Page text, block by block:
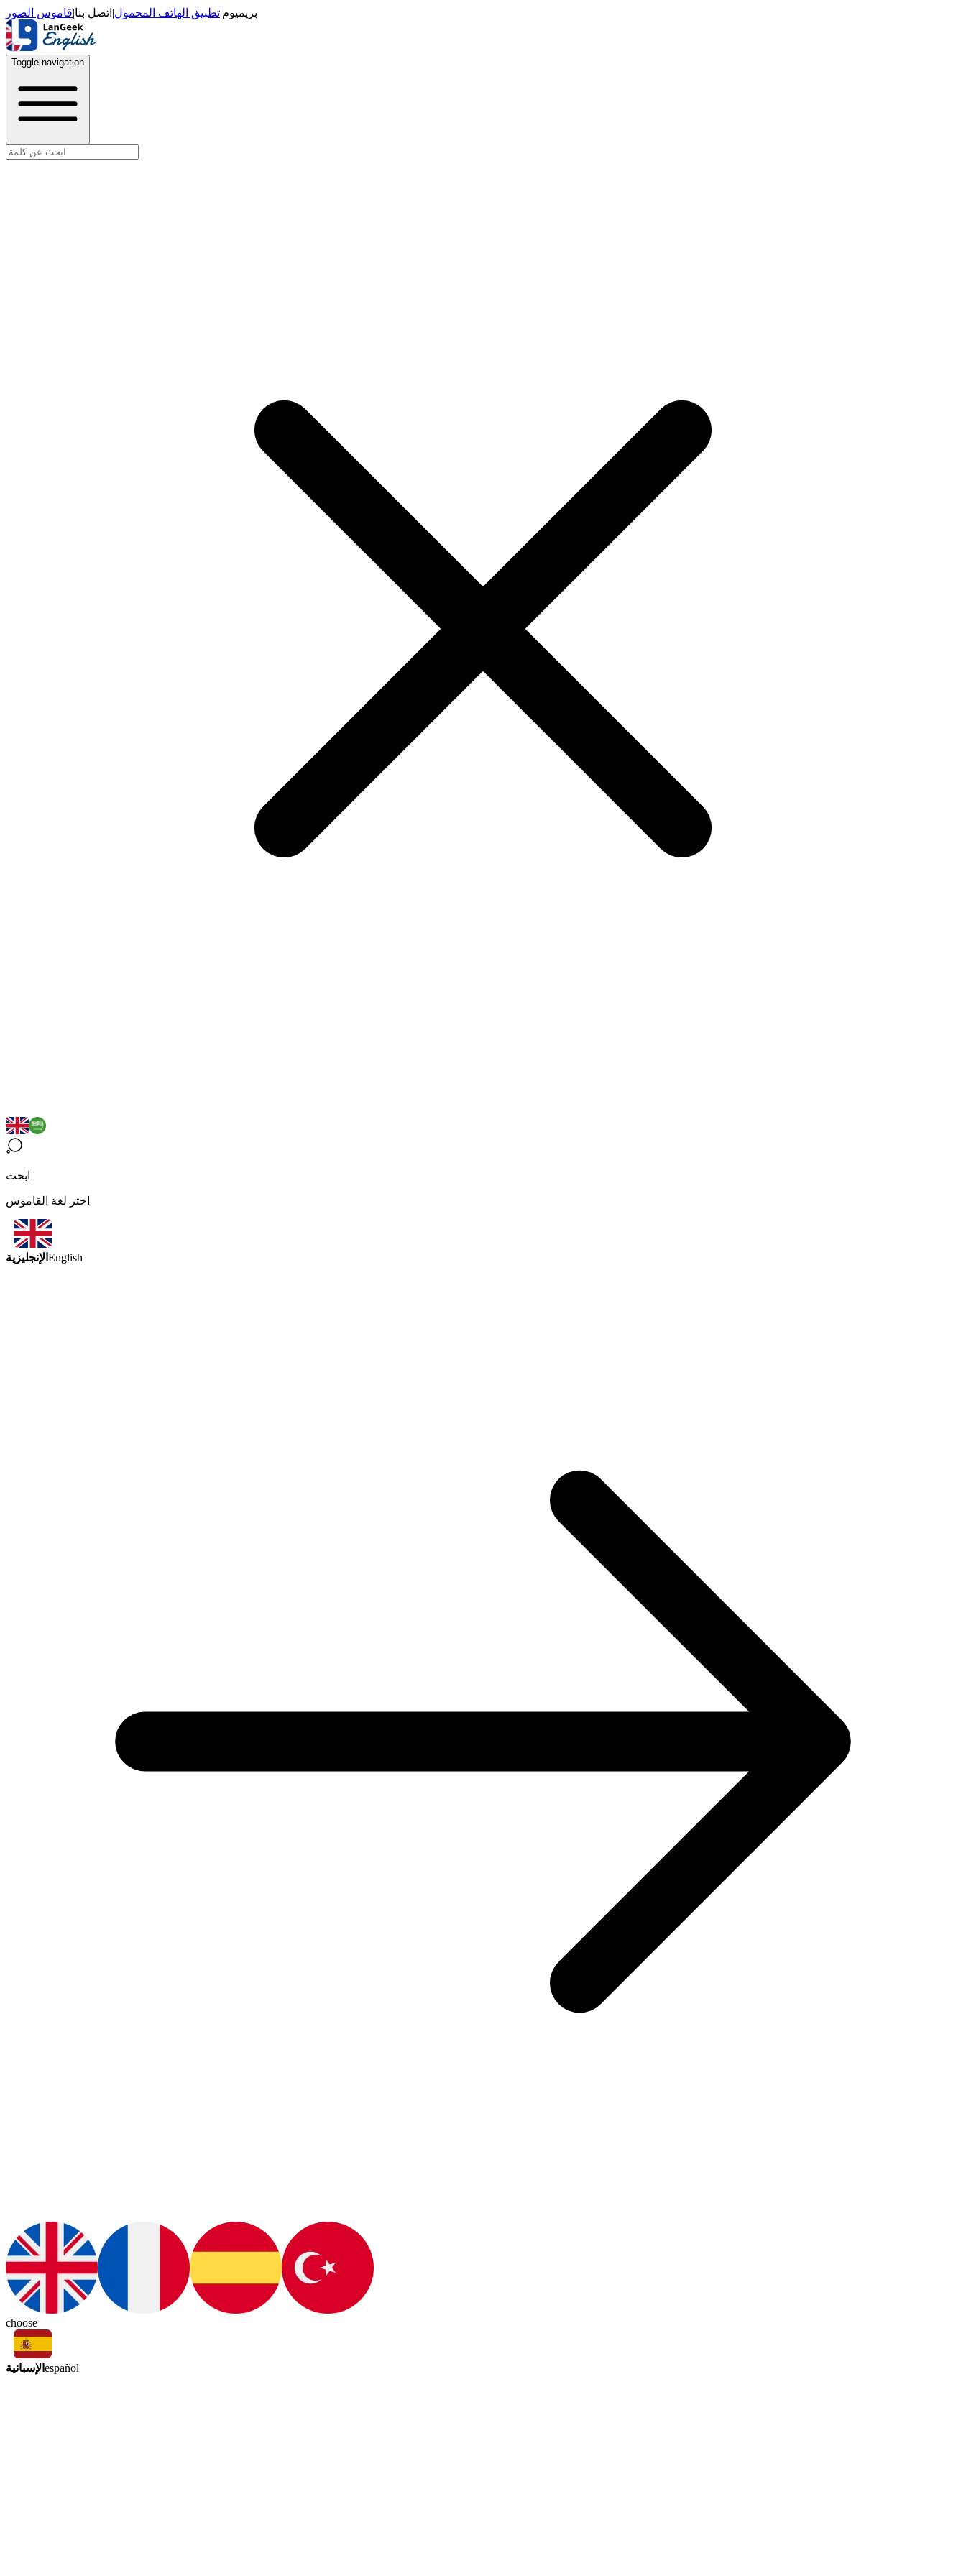
بريميوم|تطبيق الهاتف المحمول| اتصل بنا|قاموس الصور
Toggle navigation
ابحث
اختر لغة القاموس
الإنجليزية English
choose
الإسبانية español